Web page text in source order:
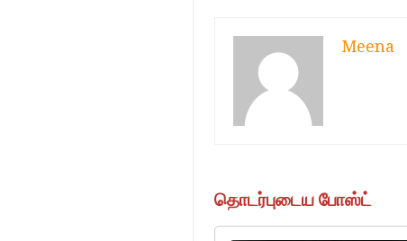
Meena
தொடர்புடைய போஸ்ட்